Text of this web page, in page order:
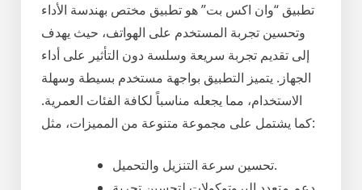
تطبيق “وان اكس بت” هو تطبيق مختص بهندسة الأداء
وتحسين تجربة المستخدم على الهواتف، حيث يهدف
إلى تقديم تجربة سريعة وسلسة دون التأثير على أداء
الجهاز. يتميز التطبيق بواجهة مستخدم بسيطة وسهلة
الاستخدام، مما يجعله مناسباً لكافة الفئات العمرية.
كما يشتمل على مجموعة متنوعة من المميزات، مثل:
تحسين سرعة التنزيل والتحميل.